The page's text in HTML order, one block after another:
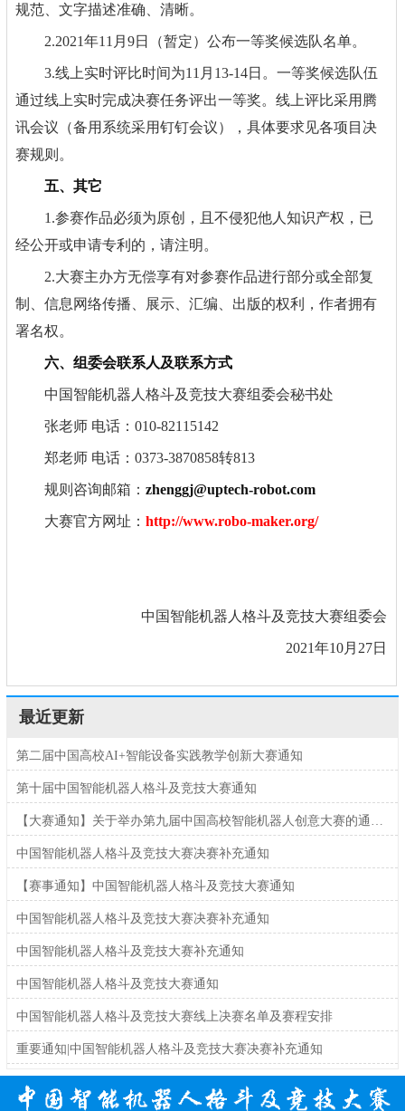
规范、文字描述准确、清晰。
2.2021年11月9日（暂定）公布一等奖候选队名单。
3.线上实时评比时间为11月13-14日。一等奖候选队伍
通过线上实时完成决赛任务评出一等奖。线上评比采用腾
讯会议（备用系统采用钉钉会议），具体要求见各项目决
赛规则。
五、其它
1.参赛作品必须为原创，且不侵犯他人知识产权，已
经公开或申请专利的，请注明。
2.大赛主办方无偿享有对参赛作品进行部分或全部复
制、信息网络传播、展示、汇编、出版的权利，作者拥有
署名权。
六、组委会联系人及联系方式
中国智能机器人格斗及竞技大赛组委会秘书处
张老师 电话：010-82115142
郑老师 电话：0373-3870858转813
规则咨询邮箱：zhenggj@uptech-robot.com
大赛官方网址：http://www.robo-maker.org/
中国智能机器人格斗及竞技大赛组委会
2021年10月27日
最近更新
第二届中国高校AI+智能设备实践教学创新大赛通知
第十届中国智能机器人格斗及竞技大赛通知
【大赛通知】关于举办第九届中国高校智能机器人创意大赛的通知（1号通知）
中国智能机器人格斗及竞技大赛决赛补充通知
【赛事通知】中国智能机器人格斗及竞技大赛通知
中国智能机器人格斗及竞技大赛决赛补充通知
中国智能机器人格斗及竞技大赛补充通知
中国智能机器人格斗及竞技大赛通知
中国智能机器人格斗及竞技大赛线上决赛名单及赛程安排
重要通知|中国智能机器人格斗及竞技大赛决赛补充通知